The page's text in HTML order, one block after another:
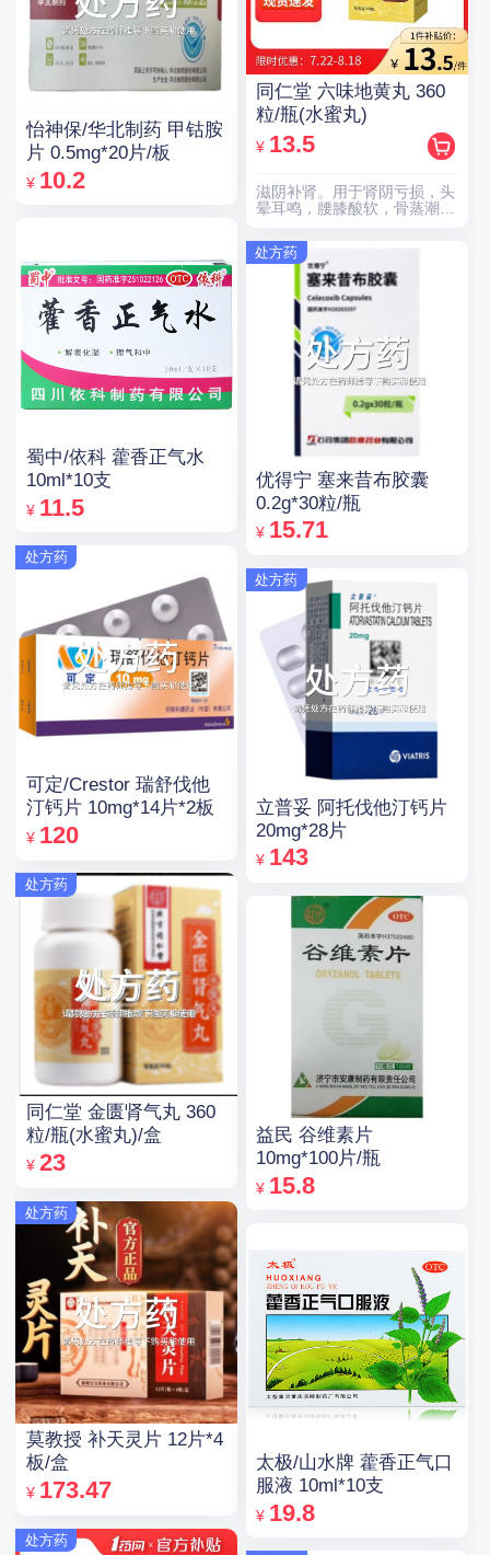
怡神保/华北制药 甲钴胺
片 0.5mg*20片/板
¥ 10.2
蜀中/依科 藿香正气水
10ml*10支
¥ 11.5
处方药
可定/Crestor 瑞舒伐他
汀钙片 10mg*14片*2板
¥ 120
处方药
同仁堂 金匮肾气丸 360
粒/瓶(水蜜丸)/盒
¥ 23
处方药
莫教授 补天灵片 12片*4
板/盒
¥ 173.47
处方药
同仁堂 六味地黄丸 360
粒/瓶(水蜜丸)
¥ 13.5
滋阴补肾。用于肾阴亏损，头
晕耳鸣，腰膝酸软，骨蒸潮
处方药
优得宁 塞来昔布胶囊
0.2g*30粒/瓶
¥ 15.71
处方药
立普妥 阿托伐他汀钙片
20mg*28片
¥ 143
益民 谷维素片
10mg*100片/瓶
¥ 15.8
太极/山水牌 藿香正气口
服液 10ml*10支
¥ 19.8